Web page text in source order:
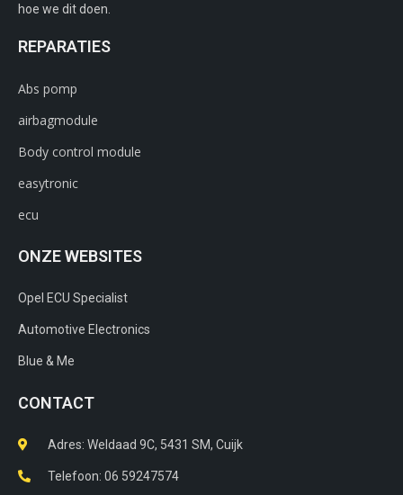
hoe we dit doen.
REPARATIES
Abs pomp
airbagmodule
Body control module
easytronic
ecu
ONZE WEBSITES
Opel ECU Specialist
Automotive Electronics
Blue & Me
CONTACT
Adres: Weldaad 9C, 5431 SM, Cuijk​
Telefoon: 06 59247574